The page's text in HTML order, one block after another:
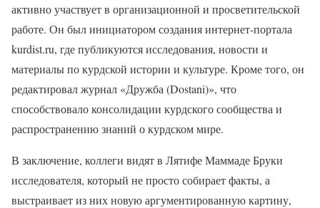
активно участвует в организационной и просветительской
работе. Он был инициатором создания интернет-портала
kurdist.ru, где публикуются исследования, новости и
материалы по курдской истории и культуре. Кроме того, он
редактировал журнал «Дружба (Dostani)», что
способствовало консолидации курдского сообщества и
распространению знаний о курдском мире.
В заключение, коллеги видят в Лятифе Маммаде Бруки
исследователя, который не просто собирает факты, а
выстраивает из них новую аргументированную картину,